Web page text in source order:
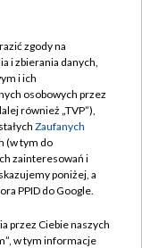
zgody na
i zbierania danych,
i ich
osobowych przez
również „TVP”),
Zaufanych
(w tym do
zainteresowań i
poniżej, a
PPID do Google.
przez Ciebie naszych
w tym informacje